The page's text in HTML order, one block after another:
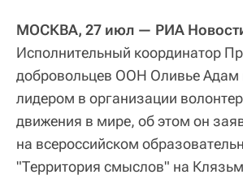
МОСКВА, 27 июл — РИА
Исполнительный координатор
добровольцев ООН Оливье Адам
лидером в организации
движения в мире, об этом он
на всероссийском
"Территория смыслов" на